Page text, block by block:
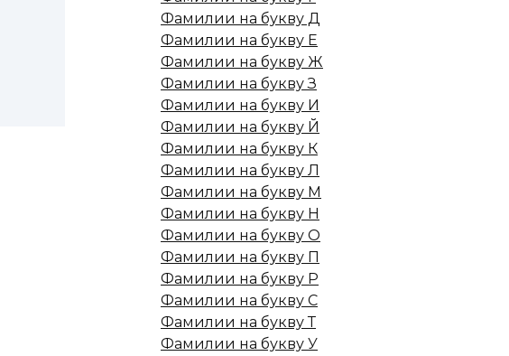
Фамилии на букву Д
Фамилии на букву Е
Фамилии на букву Ж
Фамилии на букву З
Фамилии на букву И
Фамилии на букву Й
Фамилии на букву К
Фамилии на букву Л
Фамилии на букву М
Фамилии на букву Н
Фамилии на букву О
Фамилии на букву П
Фамилии на букву Р
Фамилии на букву С
Фамилии на букву Т
Фамилии на букву У